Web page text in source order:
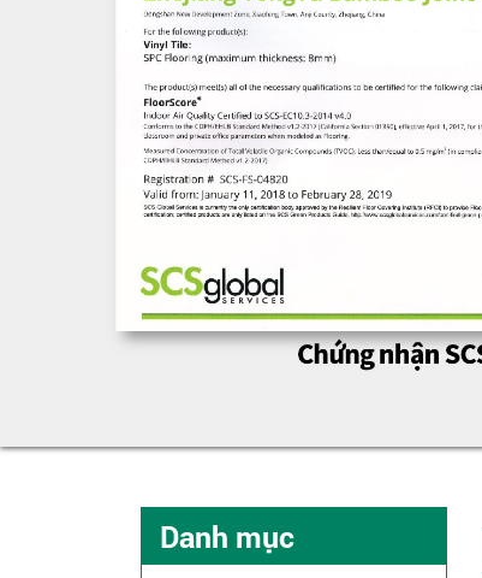
Danh mục